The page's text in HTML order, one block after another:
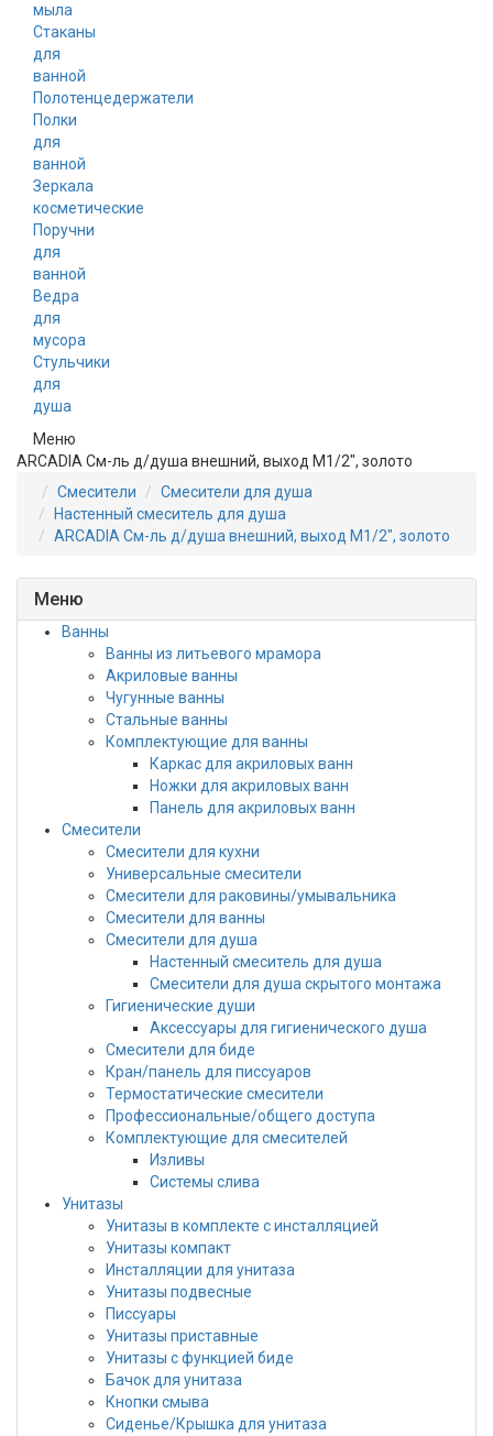
мыла
Стаканы
для
ванной
Полотенцедержатели
Полки
для
ванной
Зеркала
косметические
Поручни
для
ванной
Ведра
для
мусора
Стульчики
для
душа
Меню
ARCADIA См-ль д/душа внешний, выход M1/2", золото
Смесители
Смесители для душа
Настенный смеситель для душа
ARCADIA См-ль д/душа внешний, выход M1/2", золото
Меню
Ванны
Ванны из литьевого мрамора
Акриловые ванны
Чугунные ванны
Стальные ванны
Комплектующие для ванны
Каркас для акриловых ванн
Ножки для акриловых ванн
Панель для акриловых ванн
Смесители
Смесители для кухни
Универсальные смесители
Смесители для раковины/умывальника
Смесители для ванны
Смесители для душа
Настенный смеситель для душа
Смесители для душа скрытого монтажа
Гигиенические души
Аксессуары для гигиенического душа
Смесители для биде
Кран/панель для писсуаров
Термостатические смесители
Профессиональные/общего доступа
Комплектующие для смесителей
Изливы
Системы слива
Унитазы
Унитазы в комплекте с инсталляцией
Унитазы компакт
Инсталляции для унитаза
Унитазы подвесные
Писсуары
Унитазы приставные
Унитазы с функцией биде
Бачок для унитаза
Кнопки смыва
Сиденье/Крышка для унитаза